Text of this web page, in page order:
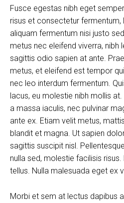
Fusce egestas nibh eget
risus et consectetur fermentum,
aliquam fermentum nisi justo
metus nec eleifend viverra, nibh
sagittis odio sapien at ante.
metus, et eleifend est tempor
nec leo interdum fermentum.
lacus, eu molestie nibh mollis
a massa iaculis, nec pulvinar
ante ex. Etiam velit metus,
blandit et magna. Ut sapien
sagittis suscipit nisl.
nulla sed, molestie facilisis
tellus. Nulla malesuada eget ex
Morbi et sem at lectus dapibus